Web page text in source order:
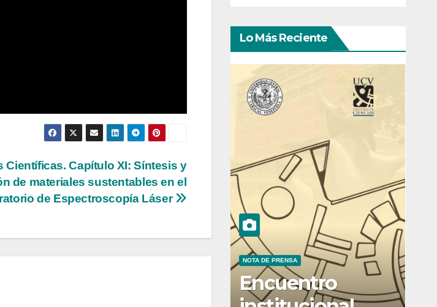
Científicas. Capítulo XI: Síntesis y
de materiales sustentables en el
de Espectroscopía Láser
Lo Más Reciente
NOTA DE PRENSA
Encuentro